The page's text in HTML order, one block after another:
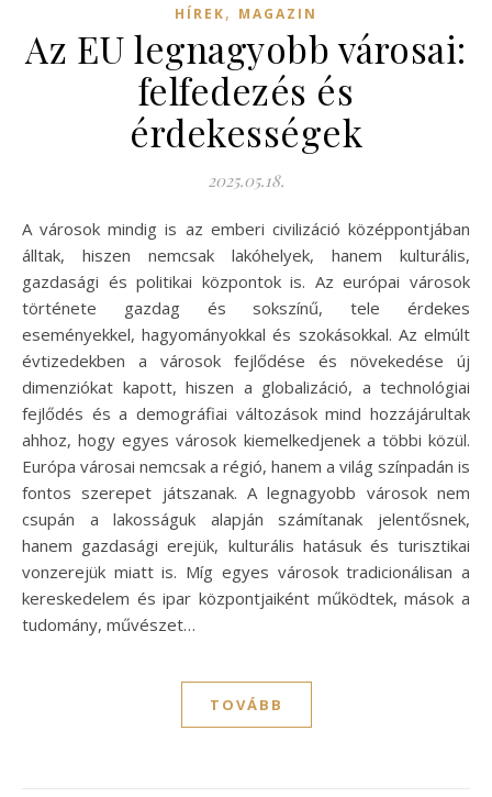
HÍREK, MAGAZIN
Az EU legnagyobb városai:
felfedezés és
érdekességek
2025.05.18.
A városok mindig is az emberi civilizáció középpontjában
álltak, hiszen nemcsak lakóhelyek, hanem kulturális,
gazdasági és politikai központok is. Az európai városok
története gazdag és sokszínű, tele érdekes
eseményekkel, hagyományokkal és szokásokkal. Az elmúlt
évtizedekben a városok fejlődése és növekedése új
dimenziókat kapott, hiszen a globalizáció, a technológiai
fejlődés és a demográfiai változások mind hozzájárultak
ahhoz, hogy egyes városok kiemelkedjenek a többi közül.
Európa városai nemcsak a régió, hanem a világ színpadán is
fontos szerepet játszanak. A legnagyobb városok nem
csupán a lakosságuk alapján számítanak jelentősnek,
hanem gazdasági erejük, kulturális hatásuk és turisztikai
vonzerejük miatt is. Míg egyes városok tradicionálisan a
kereskedelem és ipar központjaiként működtek, mások a
tudomány, művészet…
TOVÁBB